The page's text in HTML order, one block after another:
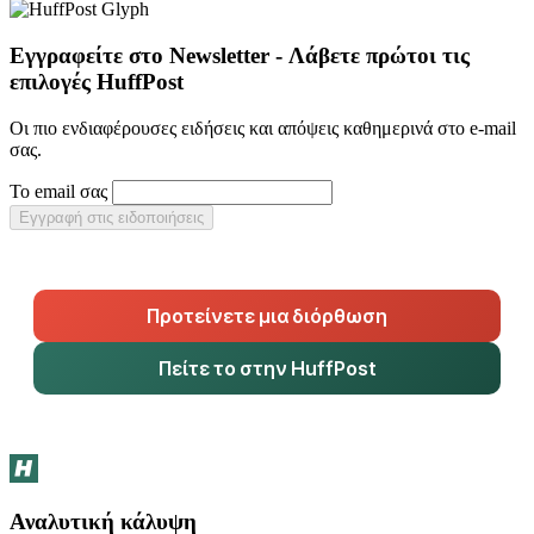
Εγγραφείτε στο Newsletter - Λάβετε πρώτοι τις
επιλογές HuffPost
Οι πιο ενδιαφέρουσες ειδήσεις και απόψεις καθημερινά στο e-mail
σας.
Το email σας
Εγγραφή στις ειδοποιήσεις
Προτείνετε μια διόρθωση
Πείτε το στην HuffPost
Αναλυτική κάλυψη